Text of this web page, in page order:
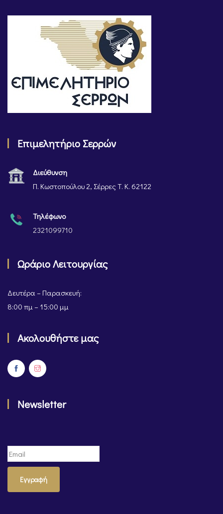
Επιμελητήριο Σερρών
Διεύθυνση
Π. Κωστοπούλου 2, Σέρρες Τ. Κ. 62122
Τηλέφωνο
2321099710
Ωράριο Λειτουργίας
Δευτέρα – Παρασκευή:
8:00 πμ – 15:00 μμ
Ακολουθήστε μας
Newsletter
Εγγραφή